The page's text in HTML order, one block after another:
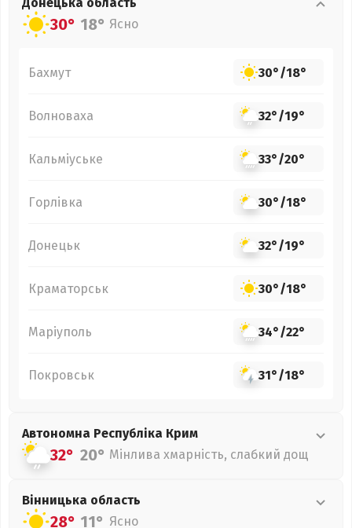
30° 18° Ясно
Бахмут 30°/18°
Волноваха 32°/19°
Кальміуське 33°/20°
Горлівка 30°/18°
Донецьк 32°/19°
Краматорськ 30°/18°
Маріуполь 34°/22°
Покровськ 31°/18°
Автономна Республіка Крим
32° 20° Мінлива хмарність, слабкий дощ
Вінницька область
28° 11° Ясно